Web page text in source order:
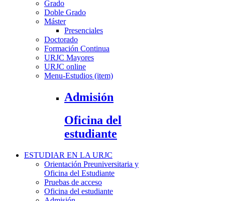
Grado
Doble Grado
Máster
Presenciales
Doctorado
Formación Continua
URJC Mayores
URJC online
Menu-Estudios (item)
Admisión
Oficina del
estudiante
ESTUDIAR EN LA URJC
Orientación Preuniversitaria y
Oficina del Estudiante
Pruebas de acceso
Oficina del estudiante